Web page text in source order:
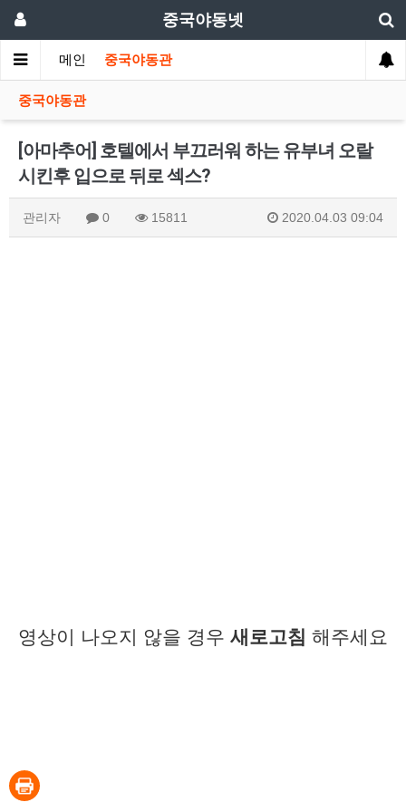
중국야동넷
메인 중국야동관
중국야동관
[아마추어] 호텔에서 부끄러워 하는 유부녀 오랄
시킨후 입으로 뒤로 섹스?
관리자 0 15811 2020.04.03 09:04
영상이 나오지 않을 경우 새로고침 해주세요